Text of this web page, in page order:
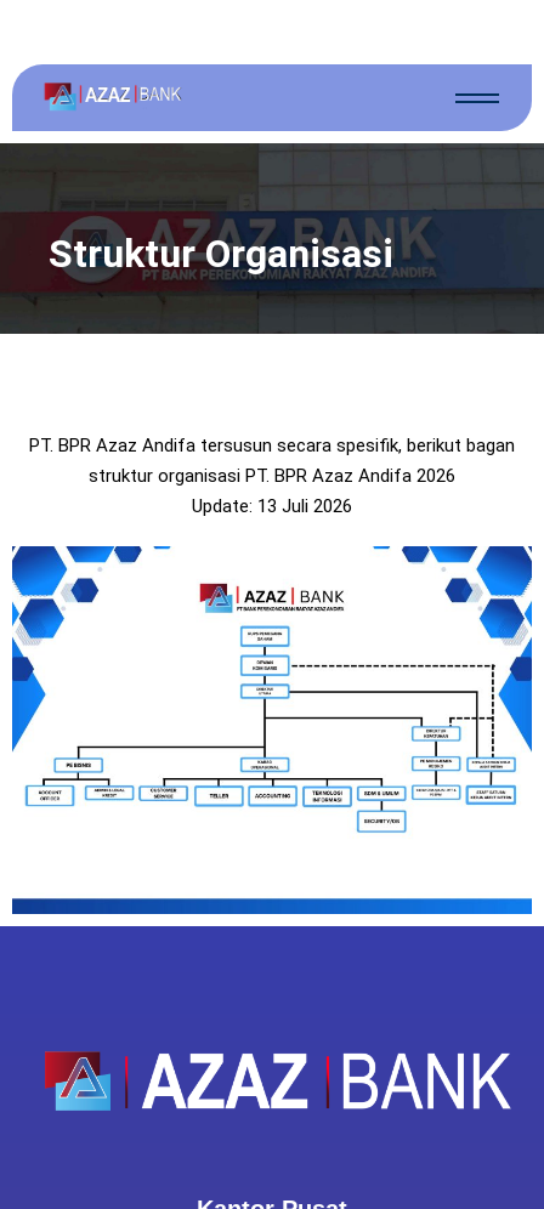
Struktur Organisasi
PT. BPR Azaz Andifa tersusun secara spesifik, berikut bagan
struktur organisasi PT. BPR Azaz Andifa 2026
Update: 13 Juli 2026